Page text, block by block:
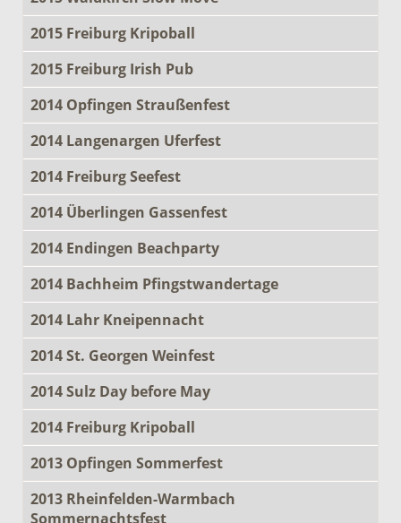
2015 Freiburg Kripoball
2015 Freiburg Irish Pub
2014 Opfingen Straußenfest
2014 Langenargen Uferfest
2014 Freiburg Seefest
2014 Überlingen Gassenfest
2014 Endingen Beachparty
2014 Bachheim Pfingstwandertage
2014 Lahr Kneipennacht
2014 St. Georgen Weinfest
2014 Sulz Day before May
2014 Freiburg Kripoball
2013 Opfingen Sommerfest
2013 Rheinfelden-Warmbach
Sommernachtsfest